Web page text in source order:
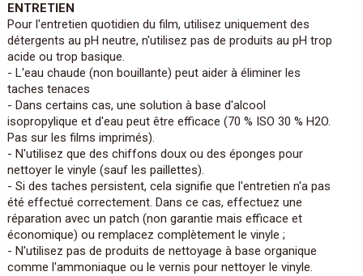
ENTRETIEN
Pour l'entretien quotidien du film, utilisez uniquement des
détergents au pH neutre, n'utilisez pas de produits au pH trop
acide ou trop basique.
- L'eau chaude (non bouillante) peut aider à éliminer les
taches tenaces
- Dans certains cas, une solution à base d'alcool
isopropylique et d'eau peut être efficace (70 % ISO 30 % H2O.
Pas sur les films imprimés).
- N'utilisez que des chiffons doux ou des éponges pour
nettoyer le vinyle (sauf les paillettes).
- Si des taches persistent, cela signifie que l'entretien n'a pas
été effectué correctement. Dans ce cas, effectuez une
réparation avec un patch (non garantie mais efficace et
économique) ou remplacez complètement le vinyle ;
- N'utilisez pas de produits de nettoyage à base organique
comme l'ammoniaque ou le vernis pour nettoyer le vinyle.